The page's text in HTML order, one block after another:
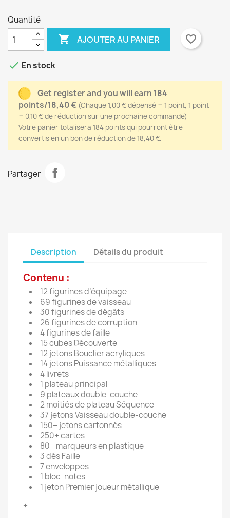
Créer une liste d'envies
Nom de la liste d'envies
Connexion
Vous devez être connecté pour ajouter des produits
à votre liste d'envies.
Quantité
 AJOUTER AU PANIER favorite_border
 En stock
Get register and you will earn 184
points/18,40 € (Chaque 1,00 € dépensé = 1 point, 1 point
= 0,10 € de réduction sur une prochaine commande)
Votre panier totalisera 184 points qui pourront être
convertis en un bon de réduction de 18,40 €.
Partager
Description Détails du produit
Contenu :
12 figurines d’équipage
69 figurines de vaisseau
30 figurines de dégâts
26 figurines de corruption
4 figurines de faille
15 cubes Découverte
12 jetons Bouclier acryliques
14 jetons Puissance métalliques
4 livrets
1 plateau principal
9 plateaux double-couche
2 moitiés de plateau Séquence
37 jetons Vaisseau double-couche
150+ jetons cartonnés
250+ cartes
80+ marqueurs en plastique
3 dés Faille
7 enveloppes
1 bloc-notes
1 jeton Premier joueur métallique
+